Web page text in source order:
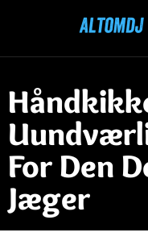
For Den
Jæger